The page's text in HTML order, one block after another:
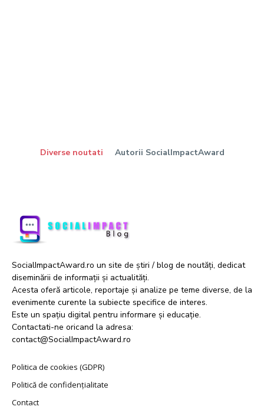
Diverse noutati Autorii SocialImpactAward
SocialImpactAward.ro un site de știri / blog de noutăți, dedicat
diseminării de informații și actualități.
Acesta oferă articole, reportaje și analize pe teme diverse, de la
evenimente curente la subiecte specifice de interes.
Este un spațiu digital pentru informare și educație.
Contactati-ne oricand la adresa:
contact@SocialImpactAward.ro
Politica de cookies (GDPR)
Politică de confidențialitate
Contact